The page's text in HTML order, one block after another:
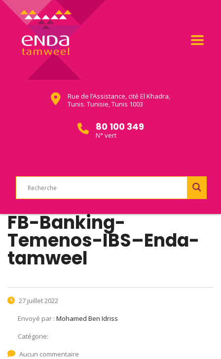
Rue de l’Assistance, cité El Khadra,
Tunis. Tunisie, Tunis 1003
80 100 349
N° vert
FB-Banking-
Temenos-IBS–Enda-
tamweel
27 juillet 2022
Envoyé par : Mohamed Ben Idriss
Catégorie:
Aucun commentaire